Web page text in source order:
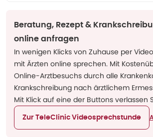
Beratung, Rezept &
online anfragen
In wenigen Klicks von Zuhause per
mit Ärzten online sprechen. Mit
Online-Arztbesuchs durch alle
Krankschreibung nach ärztlichem
Mit Klick auf eine der Buttons verlassen
Zur TeleClinic Videosprechstunde